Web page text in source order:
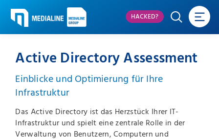
HACKED?
Active Directory Assessment
Einblicke und Optimierung für Ihre
Infrastruktur
Das Active Directory ist das Herzstück Ihrer IT-
Infrastruktur und spielt eine zentrale Rolle in der
Verwaltung von Benutzern, Computern und